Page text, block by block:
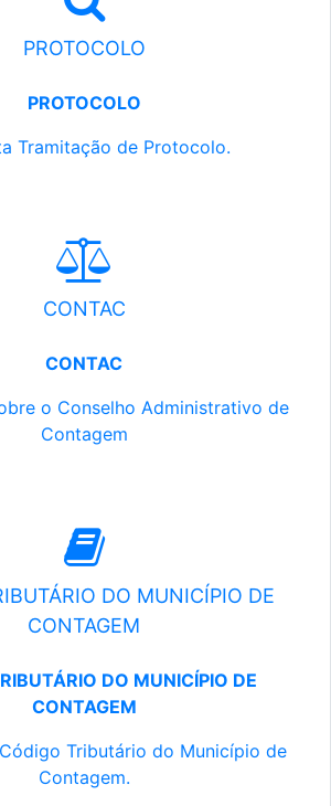
PROTOCOLO
PROTOCOLO
Tramitação de Protocolo.
CONTAC
CONTAC
o Conselho Administrativo de
Contagem
DO MUNICÍPIO DE
CONTAGEM
DO MUNICÍPIO DE
CONTAGEM
Tributário do Município de
Contagem.